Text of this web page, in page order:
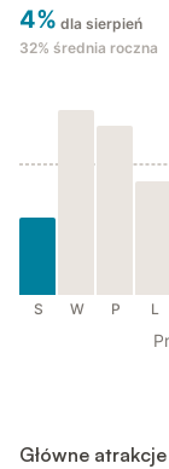
4% dla sierpień
32% średnia roczna
S W P L
Główne